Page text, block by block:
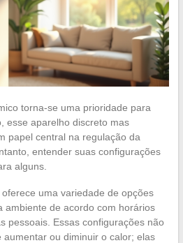
torna-se uma prioridade para
esse aparelho discreto mas
papel central na regulação da
entender suas configurações
alguns.
uma variedade de opções
ambiente de acordo com horários
pessoais. Essas configurações não
ou diminuir o calor; elas